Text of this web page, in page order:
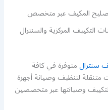
المكيف عبر متخصص
التكييف المركزية والسنترال
سنترالمتوفرة في كافة
لتنظيف وصيانة أجهزة
وصيانتها عبر متخصصين